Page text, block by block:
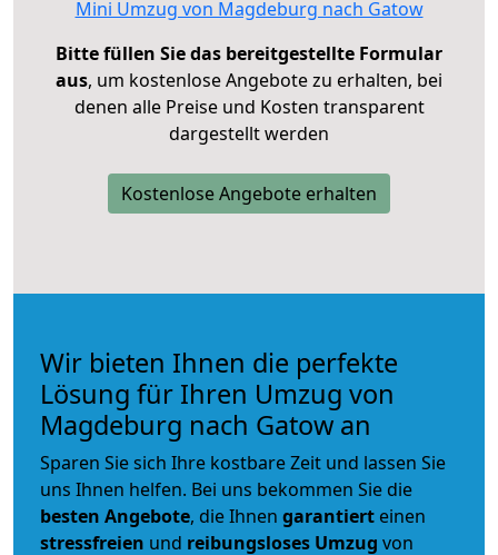
Mini Umzug von Magdeburg nach Gatow
Bitte füllen Sie das bereitgestellte Formular
aus, um kostenlose Angebote zu erhalten, bei
denen alle Preise und Kosten transparent
dargestellt werden
Kostenlose Angebote erhalten
Wir bieten Ihnen die perfekte
Lösung für Ihren Umzug von
Magdeburg nach Gatow an
Sparen Sie sich Ihre kostbare Zeit und lassen Sie
uns Ihnen helfen. Bei uns bekommen Sie die
besten Angebote, die Ihnen garantiert einen
stressfreien und reibungsloses Umzug von